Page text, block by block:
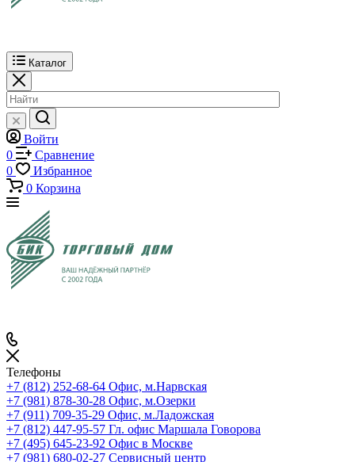
Каталог
Войти
0
Сравнение
0
Избранное
0 Корзина
Телефоны
+7 (812) 252-68-64 Офис, м.Нарвская
+7 (981) 878-30-28 Офис, м.Озерки
+7 (911) 709-35-29 Офис, м.Ладожская
+7 (812) 447-95-57 Гл. офис Маршала Говорова
+7 (495) 645-23-92 Офис в Москве
+7 (981) 680-02-27 Сервисный центр